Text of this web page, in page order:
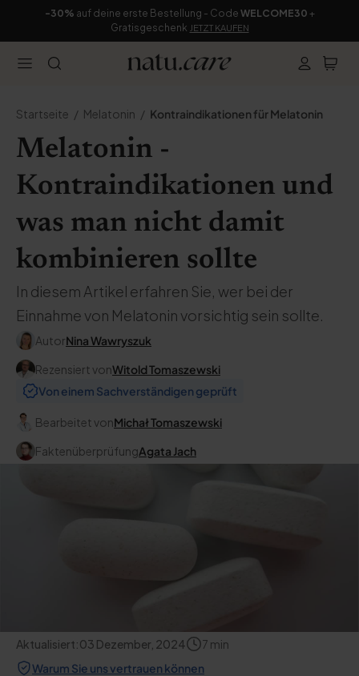
-30% auf deine erste Bestellung - Code WELCOME30 +
Gratisgeschenk JETZT KAUFEN
Startseite Melatonin Kontraindikationen für Melatonin
Melatonin -
Kontraindikationen und
was man nicht damit
kombinieren sollte
In diesem Artikel erfahren Sie, wer bei der
Einnahme von Melatonin vorsichtig sein sollte.
AutorNina Wawryszuk
Rezensiert vonWitold Tomaszewski
Von einem Sachverständigen geprüft
Bearbeitet vonMichał Tomaszewski
FaktenüberprüfungAgata Jach
Aktualisiert:03 Dezember, 2024 7 min
Warum Sie uns vertrauen können